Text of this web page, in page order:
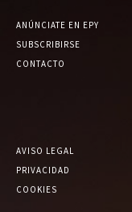
ANÚNCIATE EN EPY
SUBSCRIBIRSE
CONTACTO
AVISO LEGAL
PRIVACIDAD
COOKIES